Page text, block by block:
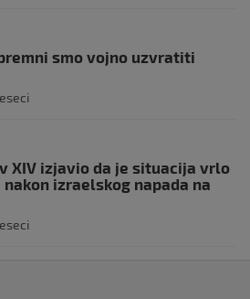
smo vojno uzvratiti
XIV izjavio da je situacija vrlo
izraelskog napada na